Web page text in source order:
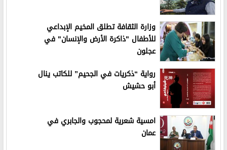
وزارة الثقافة تطلق المخيم الإبداعي
للأطفال "ذاكرة الأرض والإنسان" في
عجلون
رواية “ذكريات في الجحيم” للكاتب ينال
أبو حشيش
امسية شعرية لمحجوب والجابري في
عمان